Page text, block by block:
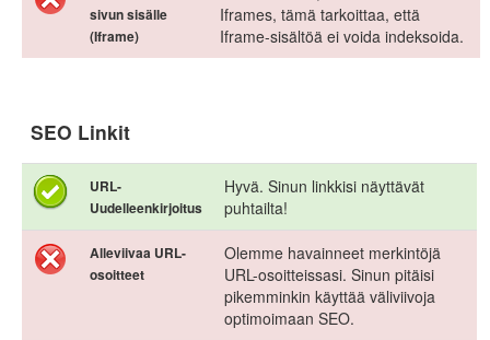
sivun sisälle
(Iframe)
Iframes, tämä tarkoittaa, että
Iframe-sisältöä ei voida indeksoida.
SEO Linkit
URL-
Uudelleenkirjoitus
Hyvä. Sinun linkkisi näyttävät
puhtailta!
Alleviivaa URL-
osoitteet
Olemme havainneet merkintöjä
URL-osoitteissasi. Sinun pitäisi
pikemminkin käyttää väliviivoja
optimoimaan SEO.